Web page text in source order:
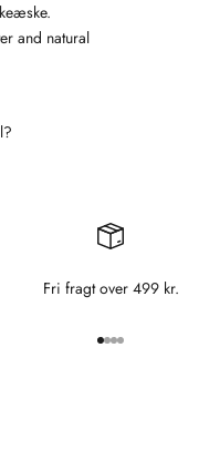
and natural
Fri fragt over 499 kr.
Gå til element 1
Gå til element 2
Gå til element 3
Gå til element 4